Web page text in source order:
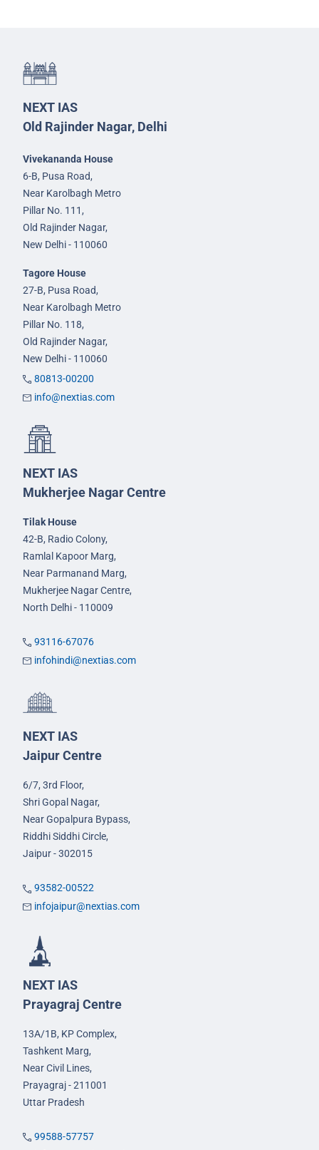
NEXT IAS
Old Rajinder Nagar, Delhi
Vivekananda House
6-B, Pusa Road,
Near Karolbagh Metro
Pillar No. 111,
Old Rajinder Nagar,
New Delhi - 110060
Tagore House
27-B, Pusa Road,
Near Karolbagh Metro
Pillar No. 118,
Old Rajinder Nagar,
New Delhi - 110060
80813-00200
info@nextias.com
NEXT IAS
Mukherjee Nagar Centre
Tilak House
42-B, Radio Colony,
Ramlal Kapoor Marg,
Near Parmanand Marg,
Mukherjee Nagar Centre,
North Delhi - 110009
93116-67076
infohindi@nextias.com
NEXT IAS
Jaipur Centre
6/7, 3rd Floor,
Shri Gopal Nagar,
Near Gopalpura Bypass,
Riddhi Siddhi Circle,
Jaipur - 302015
93582-00522
infojaipur@nextias.com
NEXT IAS
Prayagraj Centre
13A/1B, KP Complex,
Tashkent Marg,
Near Civil Lines,
Prayagraj - 211001
Uttar Pradesh
99588-57757